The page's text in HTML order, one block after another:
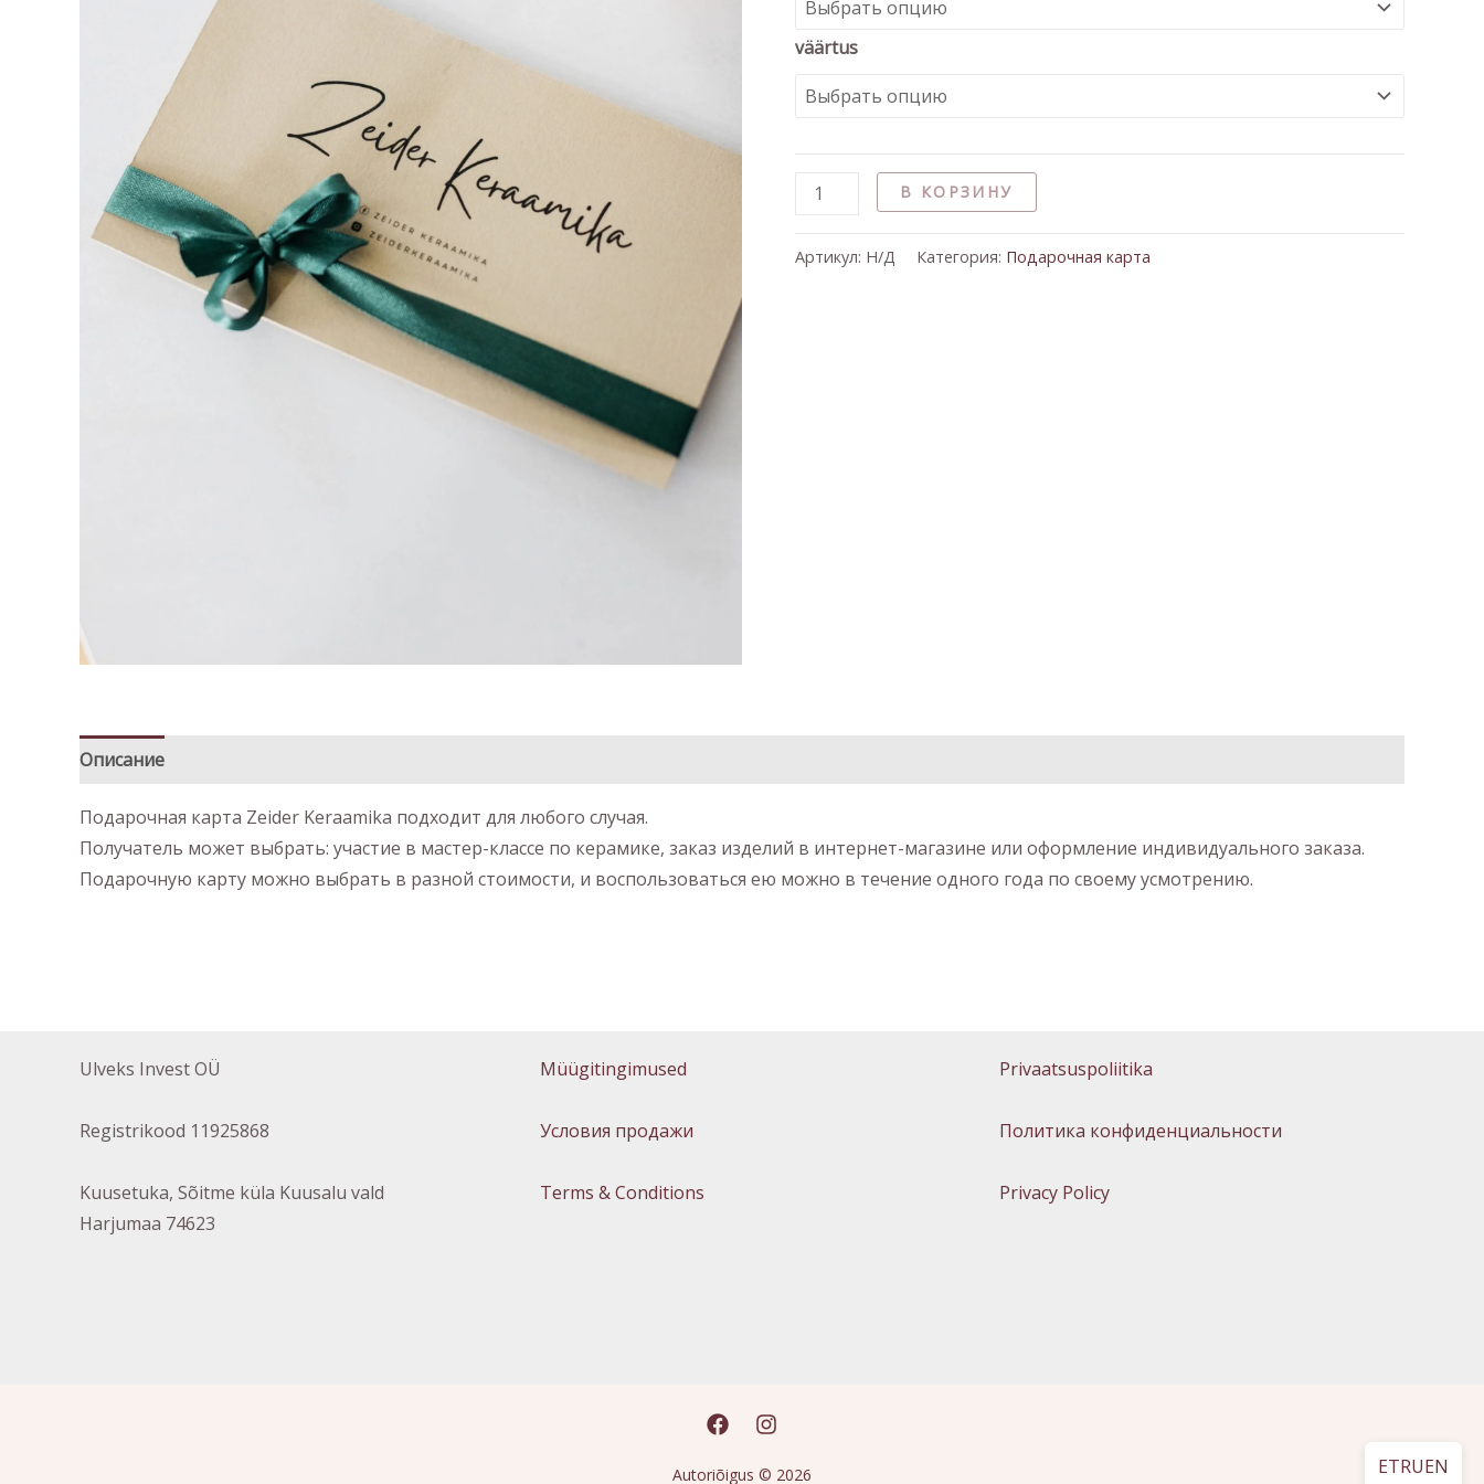
väärtus
В КОРЗИНУ
Артикул: Н/Д Категория: Подaрочная карта
Описание
Подарочная карта Zeider Keraamika подходит для любого случая.
Получатель может выбрать: участие в мастер-классе по керамике, заказ изделий в интернет-магазине или оформление индивидуального заказа.
Подарочную карту можно выбрать в разной стоимости, и воспользоваться ею можно в течение одного года по своему усмотрению.
Ulveks Invest OÜ
Registrikood 11925868
Kuusetuka, Sõitme küla Kuusalu vald
Harjumaa 74623
Müügitingimused
Условия продажи
Terms & Conditions
Privaatsuspoliitika
Политика конфиденциальности
Privacy Policy
ETRUEN
Autoriõigus © 2026